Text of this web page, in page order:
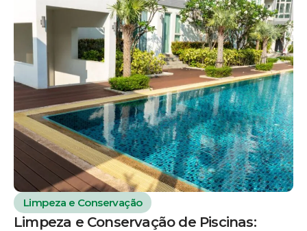
Limpeza e Conservação
Limpeza e Conservação de Piscinas: